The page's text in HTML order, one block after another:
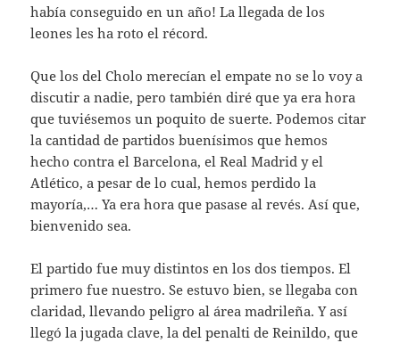
había conseguido en un año! La llegada de los
leones les ha roto el récord.
Que los del Cholo merecían el empate no se lo voy a
discutir a nadie, pero también diré que ya era hora
que tuviésemos un poquito de suerte. Podemos citar
la cantidad de partidos buenísimos que hemos
hecho contra el Barcelona, el Real Madrid y el
Atlético, a pesar de lo cual, hemos perdido la
mayoría,… Ya era hora que pasase al revés. Así que,
bienvenido sea.
El partido fue muy distintos en los dos tiempos. El
primero fue nuestro. Se estuvo bien, se llegaba con
claridad, llevando peligro al área madrileña. Y así
llegó la jugada clave, la del penalti de Reinildo, que